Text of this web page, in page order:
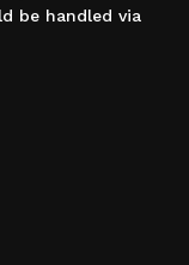
be handled via